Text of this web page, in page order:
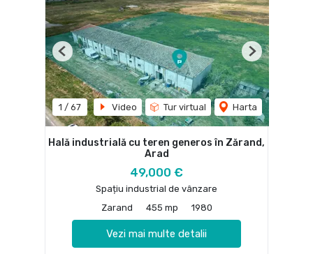
1 / 67 Video Tur virtual Harta
Previous Next
Hală industrială cu teren generos în Zărand,
Arad
49,000 €
Spațiu industrial de vânzare
Zarand
455 mp 1980
Vezi mai multe detalii